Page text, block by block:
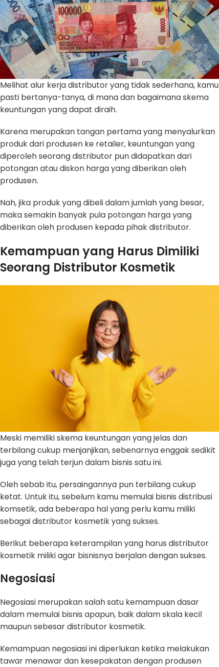
Melihat alur kerja distributor yang tidak sederhana, kamu
pasti bertanya-tanya, di mana dan bagaimana skema
keuntungan yang dapat diraih.
Karena merupakan tangan pertama yang menyalurkan
produk dari produsen ke retailer, keuntungan yang
diperoleh seorang distributor pun didapatkan dari
potongan atau diskon harga yang diberikan oleh
produsen.
Nah, jika produk yang dibeli dalam jumlah yang besar,
maka semakin banyak pula potongan harga yang
diberikan oleh produsen kepada pihak distributor.
Kemampuan yang Harus Dimiliki
Seorang Distributor Kosmetik
Meski memiliki skema keuntungan yang jelas dan
terbilang cukup menjanjikan, sebenarnya enggak sedikit
juga yang telah terjun dalam bisnis satu ini.
Oleh sebab itu, persaingannya pun terbilang cukup
ketat. Untuk itu, sebelum kamu memulai bisnis distribusi
komsetik, ada beberapa hal yang perlu kamu miliki
sebagai distributor kosmetik yang sukses.
Berikut beberapa keterampilan yang harus distributor
kosmetik miliki agar bisnisnya berjalan dengan sukses.
Negosiasi
Negosiasi merupakan salah satu kemampuan dasar
dalam memulai bisnis apapun, baik dalam skala kecil
maupun sebesar distributor kosmetik.
Kemampuan negosiasi ini diperlukan ketika melakukan
tawar menawar dan kesepakatan dengan produsen